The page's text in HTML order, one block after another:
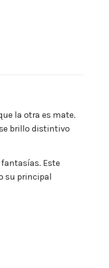
la otra es mate.
brillo distintivo
Este
su principal